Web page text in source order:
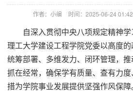
作者：小编 时间：2025-06-24
自深入贯彻中央八项规定精神学
理工大学建设工程学院党委以高度的
统筹部署、多维发力、闭环管理，推
抓在经常，确保学有质量、查有力
措为学院事业发展提供坚强作风保障